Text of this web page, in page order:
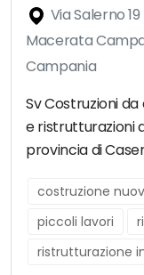
Via Salerno
Macerata
Campania
Sv Costruzioni
e ristrutturazioni
provincia di
costruzione
piccoli lavori
ristrutturazione